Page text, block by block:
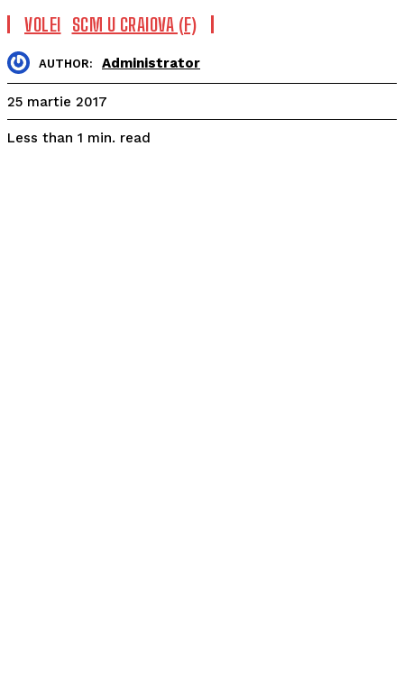
VOLEI SCM U CRAIOVA (F)
AUTHOR: Administrator
25 martie 2017
Less than 1 min. read